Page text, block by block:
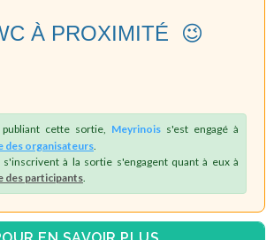
À PROXIMITÉ 😉
cette sortie, Meyrinois s'est engagé à
des organisateurs
à la sortie s'engagent quant à eux à
des participants